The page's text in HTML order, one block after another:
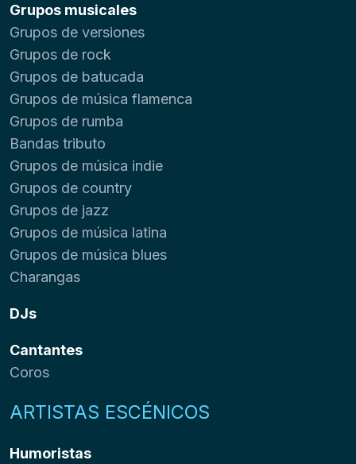
Grupos musicales
Grupos de versiones
Grupos de rock
Grupos de batucada
Grupos de música flamenca
Grupos de rumba
Bandas tributo
Grupos de música indie
Grupos de country
Grupos de jazz
Grupos de música latina
Grupos de música blues
Charangas
DJs
Cantantes
Coros
ARTISTAS ESCÉNICOS
Humoristas